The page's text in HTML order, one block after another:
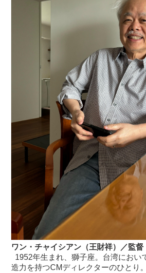
ワン・チャイシアン（王財祥）／監督
1952年生まれ、獅子座。台湾におい
造力を持つCMディレクターのひとり